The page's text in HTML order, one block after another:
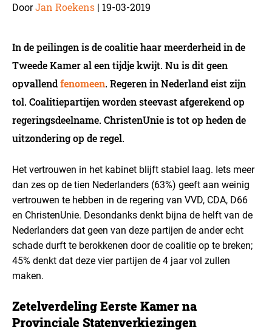
DoorJan Roekens | 19-03-2019
In de peilingen is de coalitie haar meerderheid in de
Tweede Kamer al een tijdje kwijt. Nu is dit geen
opvallendfenomeen. Regeren in Nederland eist zijn
tol. Coalitiepartijen worden steevast afgerekend op
regeringsdeelname. ChristenUnie is tot op heden de
uitzondering op de regel.
Het vertrouwen in het kabinet blijft stabiel laag. Iets meer
dan zes op de tien Nederlanders (63%) geeft aan weinig
vertrouwen te hebben in de regering van VVD, CDA, D66
en ChristenUnie. Desondanks denkt bijna de helft van de
Nederlanders dat geen van deze partijen de ander echt
schade durft te berokkenen door de coalitie op te breken;
45% denkt dat deze vier partijen de 4 jaar vol zullen
maken.
Zetelverdeling Eerste Kamer na
Provinciale Statenverkiezingen